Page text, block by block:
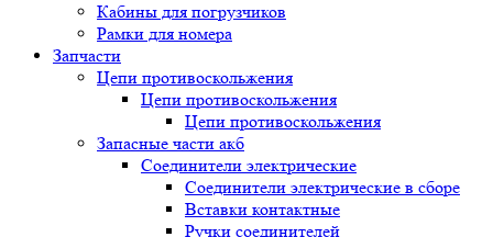
Кабины для погрузчиков
Рамки для номера
Запчасти
Цепи противоскольжения
Цепи противоскольжения
Цепи противоскольжения
Запасные части акб
Соединители электрические
Соединители электрические в сборе
Вставки контактные
Ручки соединителей